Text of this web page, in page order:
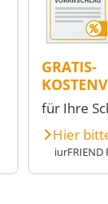
GRATIS-
für Ihre
Hier
iurFRIEND